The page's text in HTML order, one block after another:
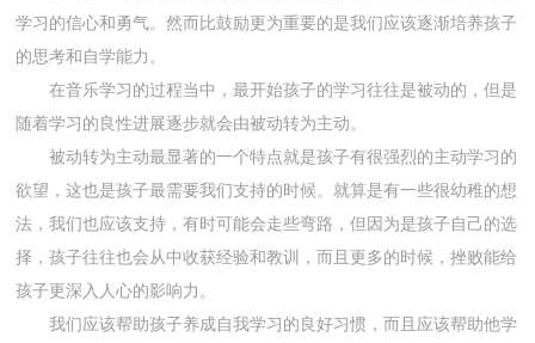
学习的信心和勇气。然而比鼓励更为重要的是我们应该逐渐培养孩子
的思考和自学能力。
在音乐学习的过程当中，最开始孩子的学习往往是被动的，但是
随着学习的良性进展逐步就会由被动转为主动。
被动转为主动最显著的一个特点就是孩子有很强烈的主动学习的
欲望，这也是孩子最需要我们支持的时候。就算是有一些很幼稚的想
法，我们也应该支持，有时可能会走些弯路，但因为是孩子自己的选
择，孩子往往也会从中收获经验和教训，而且更多的时候，挫败能给
孩子更深入人心的影响力。
我们应该帮助孩子养成自我学习的良好习惯，而且应该帮助他学